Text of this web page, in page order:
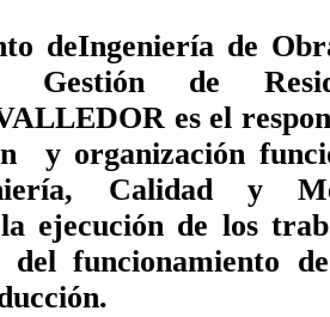
deIngeniería de
Gestión de
es el
y organización
Calidad y
ejecución de los
del funcionamiento